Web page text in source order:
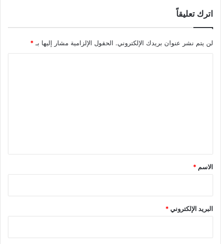
اترك تعليقاً
لن يتم نشر عنوان بريدك الإلكتروني. الحقول الإلزامية مشار إليها بـ*
*
الاسم *
البريد الإلكتروني*